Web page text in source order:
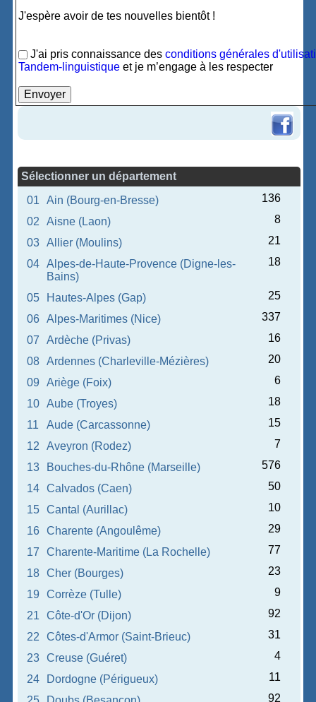
J'espère avoir de tes nouvelles bientôt !
J'ai pris connaissance desconditions générales
Tandem-linguistique et je m’engage à les respecter
Sélectionner un département
01
Ain (Bourg-en-Bresse)
136
02
Aisne (Laon)
8
03
Allier (Moulins)
21
04
Alpes-de-Haute-Provence (Digne-les-
Bains)
18
05 Hautes-Alpes (Gap)
25
06
Alpes-Maritimes (Nice)
337
07
Ardèche (Privas)
16
08
Ardennes (Charleville-Mézières)
20
09
Ariège (Foix)
6
10
Aube (Troyes)
18
11
Aude (Carcassonne)
15
12
Aveyron (Rodez)
7
13
Bouches-du-Rhône (Marseille)
576
14
Calvados (Caen)
50
15
Cantal (Aurillac)
10
16
Charente (Angoulême)
29
17
Charente-Maritime (La Rochelle)
77
18
Cher (Bourges)
23
19
Corrèze (Tulle)
9
21
Côte-d'Or (Dijon)
92
22
Côtes-d'Armor (Saint-Brieuc)
31
23
Creuse (Guéret)
4
24
Dordogne (Périgueux)
11
92